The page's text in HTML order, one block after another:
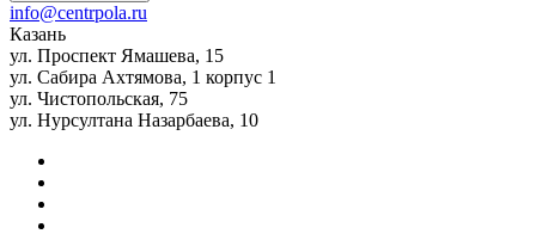
info@centrpola.ru
Казань
ул. Проспект Ямашева, 15
ул. Сабира Ахтямова, 1 корпус 1
ул. Чистопольская, 75
ул. Нурсултана Назарбаева, 10